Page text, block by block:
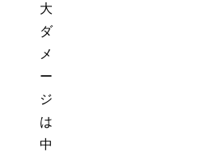
大
ダ
メ
ー
ジ
は
中